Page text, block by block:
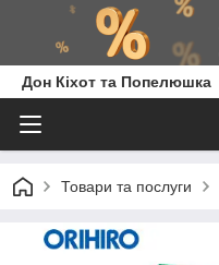
Дон Кіхот та Попелюшка
Товари та послуги